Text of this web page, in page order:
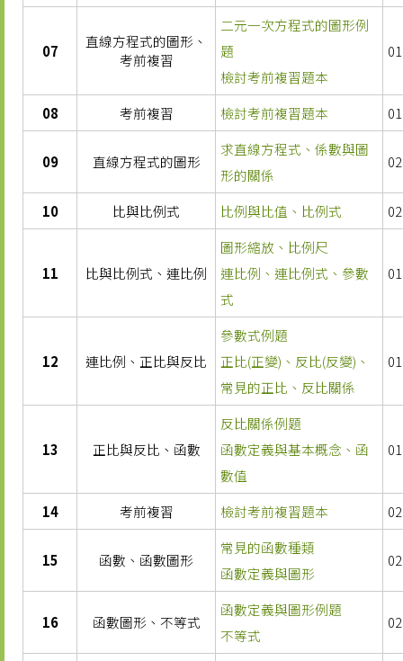
07
直線方程式的圖形、
考前複習
二元一次方程式的圖形例
題
檢討考前複習題本
08 考前複習 檢討考前複習題本
09 直線方程式的圖形
求直線方程式、係數與圖
形的關係
10 比與比例式 比例與比值、比例式
11 比與比例式、連比例
圖形縮放、比例尺
連比例、連比例式、參數
式
12 連比例、正比與反比
參數式例題
正比(正變)、反比(反變)、
常見的正比、反比關係
13 正比與反比、函數
反比關係例題
函數定義與基本概念、函
數值
14 考前複習 檢討考前複習題本
15 函數、函數圖形
常見的函數種類
函數定義與圖形
16 函數圖形、不等式
函數定義與圖形例題
不等式